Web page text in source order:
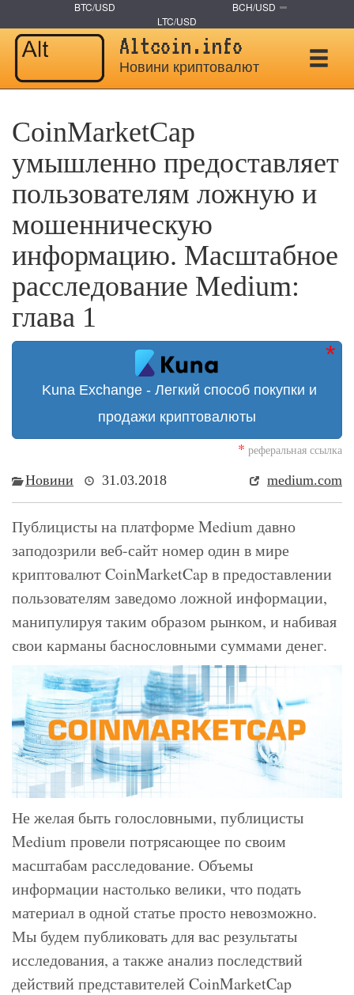
BTC/USD
BCH/USD
LTC/USD
Altcoin.info
Новини криптовалют
CoinMarketCap
умышленно предоставляет
пользователям ложную и
мошенническую
информацию. Масштабное
расследование Medium:
глава 1
Kuna Exchange - Легкий способ покупки и
продажи криптовалюты
* реферальная ссылка
Новини 31.03.2018 medium.com
Публицисты на платформе Medium давно
заподозрили веб-сайт номер один в мире
криптовалют CoinMarketCap в предоставлении
пользователям заведомо ложной информации,
манипулируя таким образом рынком, и набивая
свои карманы баснословными суммами денег.
Не желая быть голословными, публицисты
Medium провели потрясающее по своим
масштабам расследование. Объемы
информации настолько велики, что подать
материал в одной статье просто невозможно.
Мы будем публиковать для вас результаты
исследования, а также анализ последствий
действий представителей CoinMarketCap